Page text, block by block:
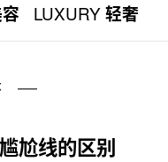
LUXURY轻奢
尬线的区别